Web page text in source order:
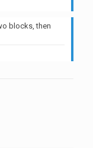
blocks, then